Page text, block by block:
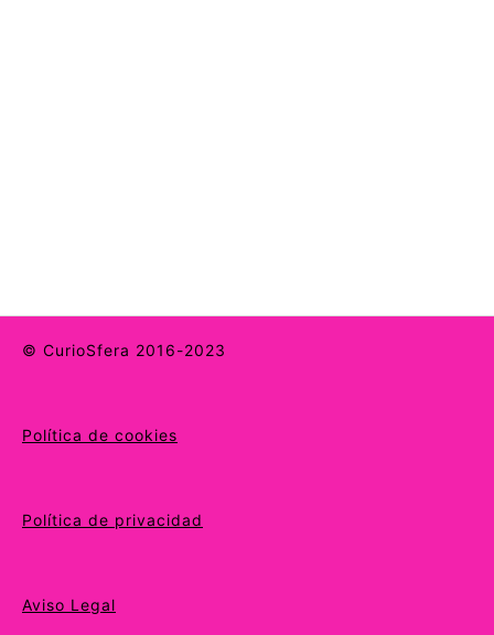
© CurioSfera 2016-2023
Política de cookies
Política de privacidad
Aviso Legal